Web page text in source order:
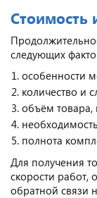
Стоимость
следующих
особенности
количество и
объём товара,
полнота
Для получения
скорости работ,
обратной связи